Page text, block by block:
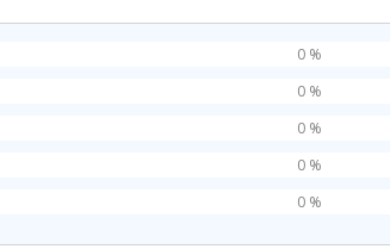
0 %
0 %
0 %
0 %
0 %